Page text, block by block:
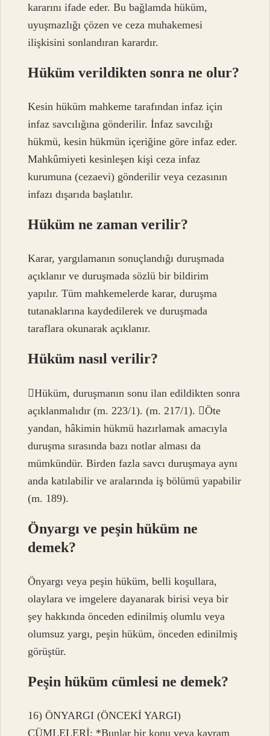
kararını ifade eder. Bu bağlamda hüküm,
uyuşmazlığı çözen ve ceza muhakemesi
ilişkisini sonlandıran karardır.
Hüküm verildikten sonra ne olur?
Kesin hüküm mahkeme tarafından infaz için
infaz savcılığına gönderilir. İnfaz savcılığı
hükmü, kesin hükmün içeriğine göre infaz eder.
Mahkûmiyeti kesinleşen kişi ceza infaz
kurumuna (cezaevi) gönderilir veya cezasının
infazı dışarıda başlatılır.
Hüküm ne zaman verilir?
Karar, yargılamanın sonuçlandığı duruşmada
açıklanır ve duruşmada sözlü bir bildirim
yapılır. Tüm mahkemelerde karar, duruşma
tutanaklarına kaydedilerek ve duruşmada
taraflara okunarak açıklanır.
Hüküm nasıl verilir?
Hüküm, duruşmanın sonu ilan edildikten sonra
açıklanmalıdır (m. 223/1). (m. 217/1). Öte
yandan, hâkimin hükmü hazırlamak amacıyla
duruşma sırasında bazı notlar alması da
mümkündür. Birden fazla savcı duruşmaya aynı
anda katılabilir ve aralarında iş bölümü yapabilir
(m. 189).
Önyargı ve peşin hüküm ne
demek?
Önyargı veya peşin hüküm, belli koşullara,
olaylara ve imgelere dayanarak birisi veya bir
şey hakkında önceden edinilmiş olumlu veya
olumsuz yargı, peşin hüküm, önceden edinilmiş
görüştür.
Peşin hüküm cümlesi ne demek?
16) ÖNYARGI (ÖNCEKİ YARGI)
CÜMLELERİ: *Bunlar bir konu veya kavram